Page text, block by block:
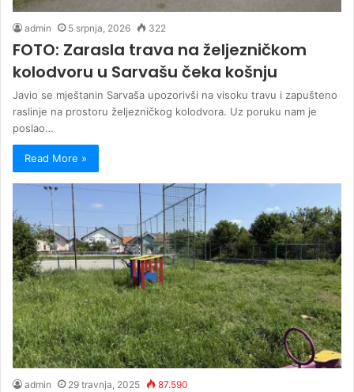
admin 5 srpnja, 2026 322
FOTO: Zarasla trava na željezničkom
kolodvoru u Sarvašu čeka košnju
Javio se mještanin Sarvaša upozorivši na visoku travu i zapušteno
raslinje na prostoru željezničkog kolodvora. Uz poruku nam je
poslao…
Read More »
admin 29 travnja, 2025 87.590